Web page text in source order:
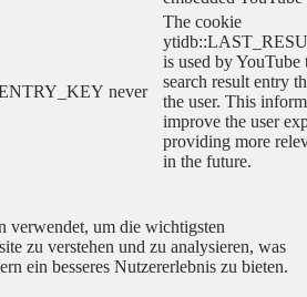
never
The cookie
is used by YouTube
search result entry
the user. This
improve the user
providing more
in the future.
verwendet, um die wichtigsten
zu verstehen und zu analysieren, was
ein besseres Nutzererlebnis zu bieten.